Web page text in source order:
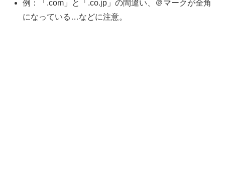
例：「.com」と「.co.jp」の間違い、＠マークが全角
になっている…などに注意。